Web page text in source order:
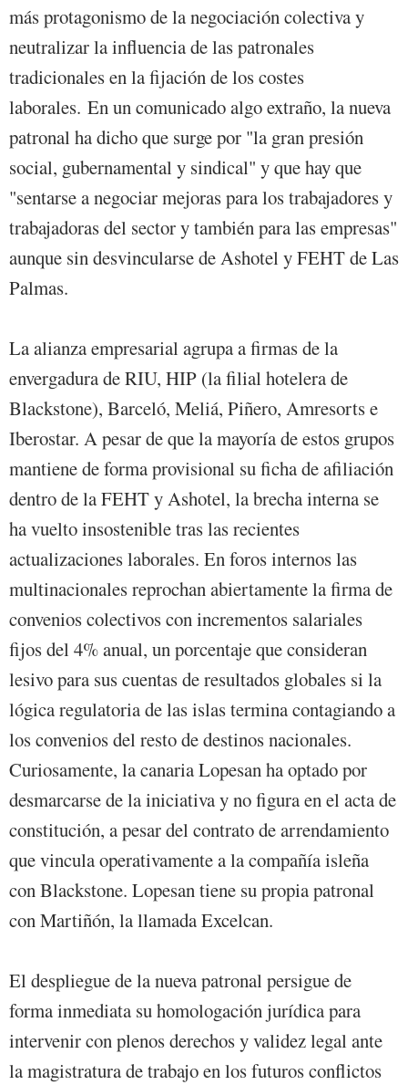
más protagonismo de la negociación colectiva y
neutralizar la influencia de las patronales
tradicionales en la fijación de los costes
laborales. En un comunicado algo extraño, la nueva
patronal ha dicho que surge por "la gran presión
social, gubernamental y sindical" y que hay que
"sentarse a negociar mejoras para los trabajadores y
trabajadoras del sector y también para las empresas"
aunque sin desvincularse de Ashotel y FEHT de Las
Palmas.
La alianza empresarial agrupa a firmas de la
envergadura de RIU, HIP (la filial hotelera de
Blackstone), Barceló, Meliá, Piñero, Amresorts e
Iberostar. A pesar de que la mayoría de estos grupos
mantiene de forma provisional su ficha de afiliación
dentro de la FEHT y Ashotel, la brecha interna se
ha vuelto insostenible tras las recientes
actualizaciones laborales. En foros internos las
multinacionales reprochan abiertamente la firma de
convenios colectivos con incrementos salariales
fijos del 4% anual, un porcentaje que consideran
lesivo para sus cuentas de resultados globales si la
lógica regulatoria de las islas termina contagiando a
los convenios del resto de destinos nacionales.
Curiosamente, la canaria Lopesan ha optado por
desmarcarse de la iniciativa y no figura en el acta de
constitución, a pesar del contrato de arrendamiento
que vincula operativamente a la compañía isleña
con Blackstone. Lopesan tiene su propia patronal
con Martiñón, la llamada Excelcan.
El despliegue de la nueva patronal persigue de
forma inmediata su homologación jurídica para
intervenir con plenos derechos y validez legal ante
la magistratura de trabajo en los futuros conflictos